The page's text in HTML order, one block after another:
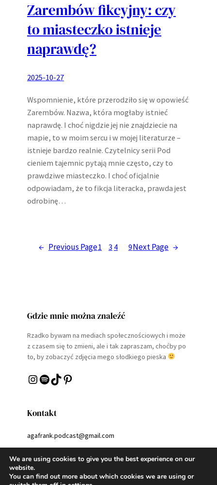
Zarembów fikcyjny: czy
to miasteczko istnieje
naprawdę?
2025-10-27
Wspomnienie, które przerodziło się w opowieść
Zarembów. Nazwa, która mogłaby istnieć
naprawdę. I choć nigdzie jej nie znajdziecie na
mapie, to w moim sercu i w mojej literaturze –
istnieje bardzo realnie. Czytelnicy serii Pod
cieniem tajemnic pytają mnie często, czy to
prawdziwe miasteczko. I choć oficjalnie
odpowiadam, że to fikcja literacka, prawda jest
odrobinę…
← Previous Page1 3 4 9Next Page →
Gdzie mnie można znaleźć
Rzadko bywam na mediach społecznościowych i może
z czasem się to zmieni, ale i tak zapraszam, choćby po
to, by zobaczyć zdjęcia mego słodkiego pieska
Instagram Spotify TikTok Pinterest
Kontakt
agafrank.podcast@gmail.com
We are using cookies to give you the best experience on our
website.
You can find out more about which cookies we are using or